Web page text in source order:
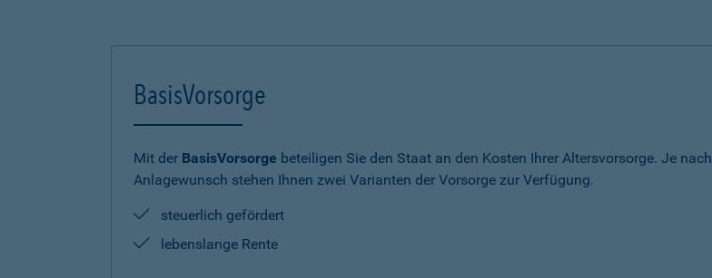
BasisVorsorge
Mit der BasisVorsorge beteiligen Sie den Staat an den Kosten Ihrer Altersvorsorge. Je nach
Anlagewunsch stehen Ihnen zwei Varianten der Vorsorge zur Verfügung.
steuerlich gefördert
lebenslange Rente